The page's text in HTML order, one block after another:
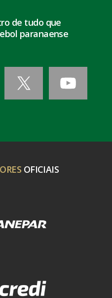
de tudo que
paranaense
OFICIAIS